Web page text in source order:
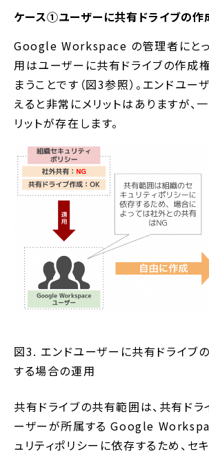
ケース①ユーザーに共有ドライブの作
Google Workspace の管理者にとっ
用はユーザーに共有ドライブの作成
まうことです（図3参照）。エンドユ
えると非常にメリットはありますが、
リットが存在します。
図3. エンドユーザーに共有ドライブ
する場合の運用
共有ドライブの共有範囲は、共有ドラ
ーザーが所属する Google
ュリティポリシーに依存するため、セ